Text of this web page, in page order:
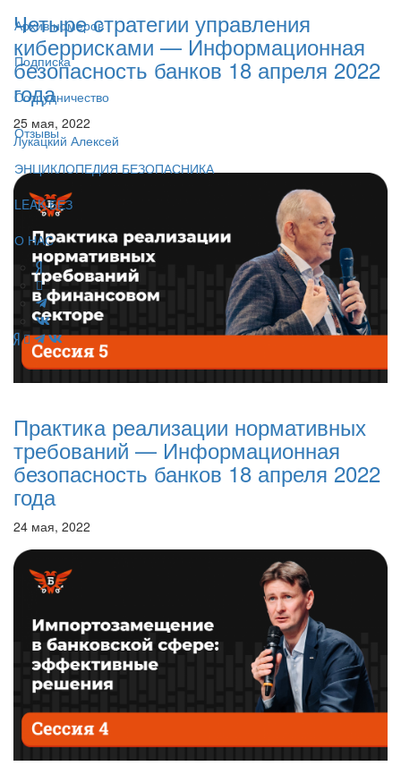
Архив номеров
Подписка
Сотрудничество
Отзывы
ЭНЦИКЛОПЕДИЯ БЕЗОПАСНИКА
LEAK-БЕЗ
О НАС
Четыре стратегии управления
киберрисками — Информационная
безопасность банков 18 апреля 2022
года
25 мая, 2022
Лукацкий Алексей
Практика реализации нормативных
требований — Информационная
безопасность банков 18 апреля 2022
года
24 мая, 2022